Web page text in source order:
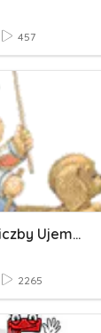
457
Liczby Dodatnie I Liczby Ujemne. Klasa 6
2265